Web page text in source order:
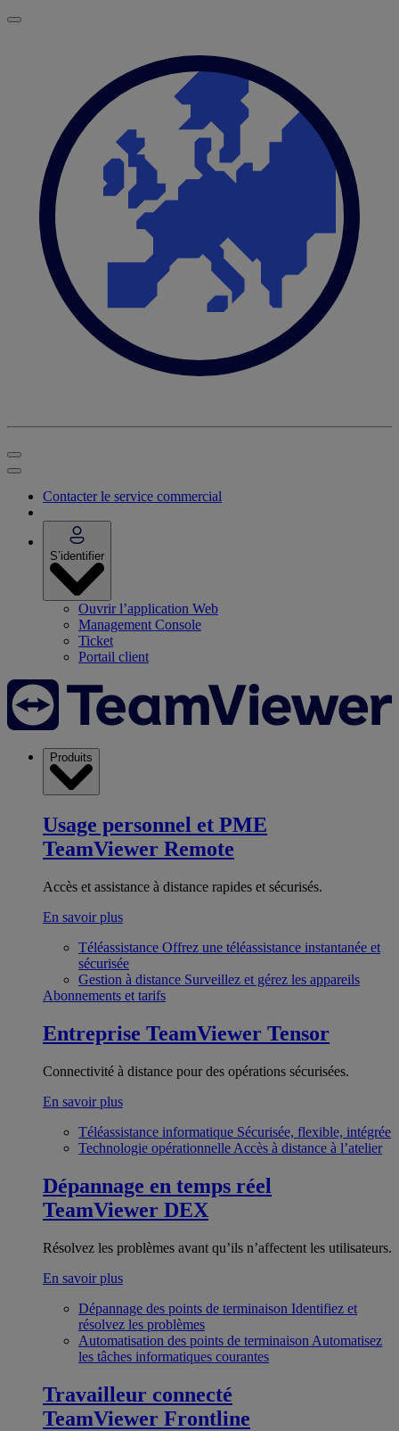
Contacter le service commercial
S’identifier
Ouvrir l’application Web
Management Console
Ticket
Portail client
Produits
Usage personnel et PME
TeamViewer Remote
Accès et assistance à distance rapides et sécurisés.
En savoir plus
Téléassistance Offrez une téléassistance instantanée et
sécurisée
Gestion à distance Surveillez et gérez les appareils
Abonnements et tarifs
Entreprise TeamViewer Tensor
Connectivité à distance pour des opérations sécurisées.
En savoir plus
Téléassistance informatique Sécurisée, flexible, intégrée
Technologie opérationnelle Accès à distance à l’atelier
Dépannage en temps réel
TeamViewer DEX
Résolvez les problèmes avant qu’ils n’affectent les utilisateurs.
En savoir plus
Dépannage des points de terminaison Identifiez et
résolvez les problèmes
Automatisation des points de terminaison Automatisez
les tâches informatiques courantes
Travailleur connecté
TeamViewer Frontline